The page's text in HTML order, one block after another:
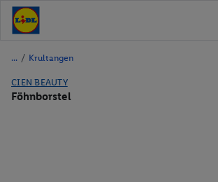
/ Krultangen
CIEN BEAUTY
Föhnborstel